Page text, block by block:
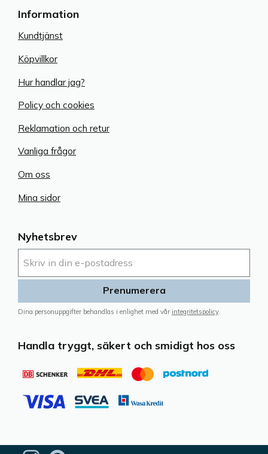
Nyhetsbrev
Prenumerera
Dina personuppgifter behandlas i enlighet med vår integritetspolicy.
Handla tryggt, säkert och smidigt hos oss
Information
Kundtjänst
Köpvillkor
Hur handlar jag?
Policy och cookies
Reklamation och retur
Vanliga frågor
Om oss
Mina sidor